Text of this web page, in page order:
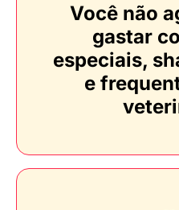
Você não
gastar
especiais,
e